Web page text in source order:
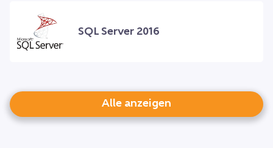
SQL Server 2016
Alle anzeigen